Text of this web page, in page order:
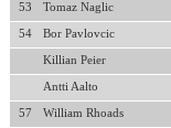
53 Tomaz Naglic
54 Bor Pavlovcic
Killian Peier
Antti Aalto
57 William Rhoads